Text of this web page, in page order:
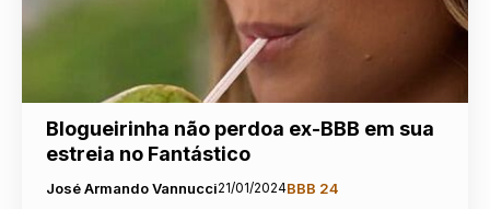
Blogueirinha não perdoa ex-BBB em sua
estreia no Fantástico
José Armando Vannucci21/01/2024BBB 24